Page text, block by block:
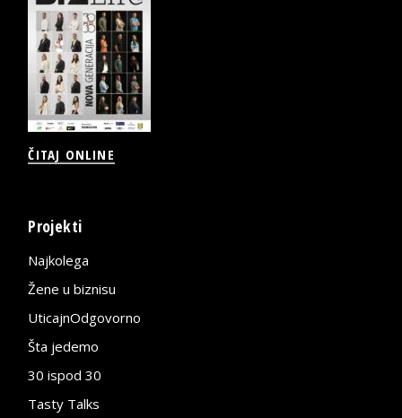
ČITAJ ONLINE
Projekti
Najkolega
Žene u biznisu
UticajnOdgovorno
Šta jedemo
30 ispod 30
Tasty Talks